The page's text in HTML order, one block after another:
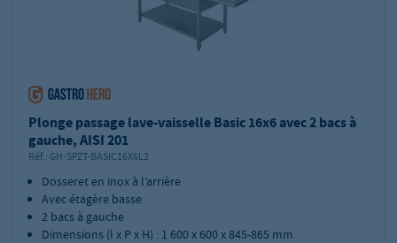
Plonge passage lave-vaisselle Basic 16x6 avec 2 bacs à
gauche, AISI 201
Réf.: GH-SPZT-BASIC16X6L2
Dosseret en inox à l’arrière
Avec étagère basse
2 bacs à gauche
Dimensions (l x P x H) : 1 600 x 600 x 845-865 mm